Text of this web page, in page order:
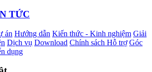
TỨC
án Hướng dẫn Kiến thức - Kinh nghiệm Giải
Dịch vụ Download Chính sách Hỗ trợ Góc
dụng